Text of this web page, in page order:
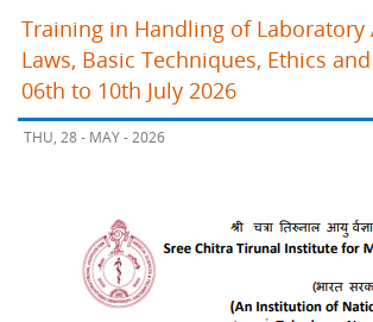
Training in Handling of Laboratory
Laws, Basic Techniques, Ethics
06th to 10th July 2026
THU, 28 - MAY - 2026